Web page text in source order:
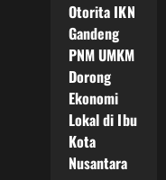
Otorita IKN
Gandeng
PNM UMKM
Dorong
Ekonomi
Lokal di Ibu
Kota
Nusantara